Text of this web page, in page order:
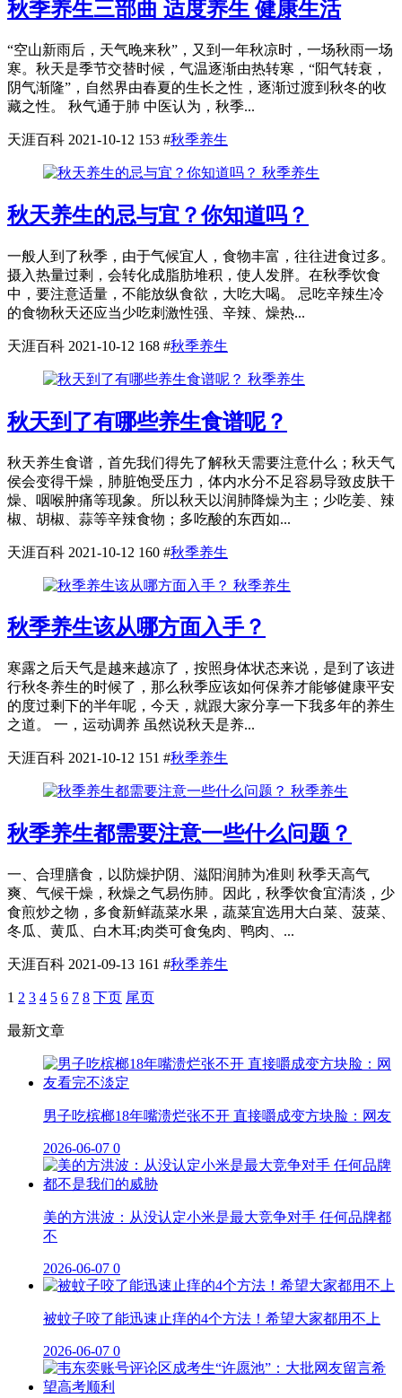
秋季养生三部曲 适度养生 健康生活
“空山新雨后，天气晚来秋”，又到一年秋凉时，一场秋雨一场
寒。秋天是季节交替时候，气温逐渐由热转寒，“阳气转衰，
阴气渐隆”，自然界由春夏的生长之性，逐渐过渡到秋冬的收
藏之性。 秋气通于肺 中医认为，秋季...
天涯百科 2021-10-12 153 #秋季养生
秋季养生
秋天养生的忌与宜？你知道吗？
一般人到了秋季，由于气候宜人，食物丰富，往往进食过多。
摄入热量过剩，会转化成脂肪堆积，使人发胖。在秋季饮食
中，要注意适量，不能放纵食欲，大吃大喝。 忌吃辛辣生冷
的食物秋天还应当少吃刺激性强、辛辣、燥热...
天涯百科 2021-10-12 168 #秋季养生
秋季养生
秋天到了有哪些养生食谱呢？
秋天养生食谱，首先我们得先了解秋天需要注意什么；秋天气
侯会变得干燥，肺脏饱受压力，体内水分不足容易导致皮肤干
燥、咽喉肿痛等现象。所以秋天以润肺降燥为主；少吃姜、辣
椒、胡椒、蒜等辛辣食物；多吃酸的东西如...
天涯百科 2021-10-12 160 #秋季养生
秋季养生
秋季养生该从哪方面入手？
寒露之后天气是越来越凉了，按照身体状态来说，是到了该进
行秋冬养生的时候了，那么秋季应该如何保养才能够健康平安
的度过剩下的半年呢，今天，就跟大家分享一下我多年的养生
之道。 一，运动调养 虽然说秋天是养...
天涯百科 2021-10-12 151 #秋季养生
秋季养生
秋季养生都需要注意一些什么问题？
一、合理膳食，以防燥护阴、滋阳润肺为准则 秋季天高气
爽、气候干燥，秋燥之气易伤肺。因此，秋季饮食宜清淡，少
食煎炒之物，多食新鲜蔬菜水果，蔬菜宜选用大白菜、菠菜、
冬瓜、黄瓜、白木耳;肉类可食兔肉、鸭肉、...
天涯百科 2021-09-13 161 #秋季养生
1 2 3 4 5 6 7 8 下页 尾页
最新文章
男子吃槟榔18年嘴溃烂张不开 直接嚼成变方块脸：网友
2026-06-07 0
美的方洪波：从没认定小米是最大竞争对手 任何品牌都
不
2026-06-07 0
被蚊子咬了能迅速止痒的4个方法！希望大家都用不上
2026-06-07 0